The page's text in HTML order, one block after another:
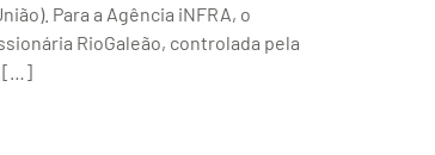
Para a Agência iNFRA, o
RioGaleão, controlada pela
[…]